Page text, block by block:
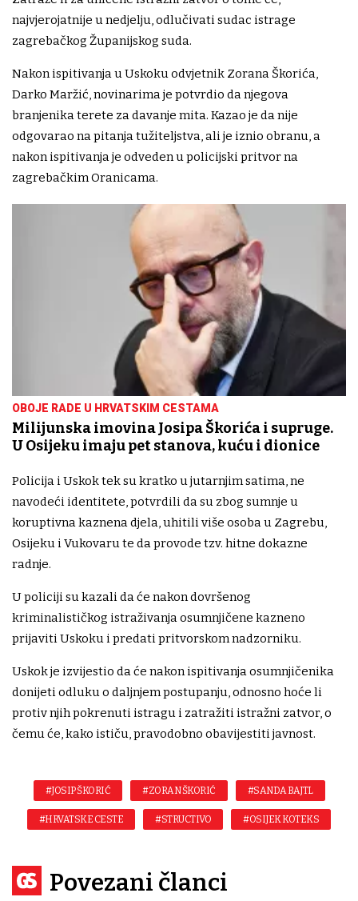
najvjerojatnije u nedjelju, odlučivati sudac istrage
zagrebačkog Županijskog suda.
Nakon ispitivanja u Uskoku odvjetnik Zorana Škorića,
Darko Maržić, novinarima je potvrdio da njegova
branjenika terete za davanje mita. Kazao je da nije
odgovarao na pitanja tužiteljstva, ali je iznio obranu, a
nakon ispitivanja je odveden u policijski pritvor na
zagrebačkim Oranicama.
OBOJE RADE U HRVATSKIM CESTAMA
Milijunska imovina Josipa Škorića i supruge.
U Osijeku imaju pet stanova, kuću i dionice
Policija i Uskok tek su kratko u jutarnjim satima, ne
navodeći identitete, potvrdili da su zbog sumnje u
koruptivna kaznena djela, uhitili više osoba u Zagrebu,
Osijeku i Vukovaru te da provode tzv. hitne dokazne
radnje.
U policiji su kazali da će nakon dovršenog
kriminalističkog istraživanja osumnjičene kazneno
prijaviti Uskoku i predati pritvorskom nadzorniku.
Uskok je izvijestio da će nakon ispitivanja osumnjičenika
donijeti odluku o daljnjem postupanju, odnosno hoće li
protiv njih pokrenuti istragu i zatražiti istražni zatvor, o
čemu će, kako ističu, pravodobno obavijestiti javnost.
#JOSIP ŠKORIĆ #ZORAN ŠKORIĆ #SANDA BAJTL
#HRVATSKE CESTE #STRUCTIVO #OSIJEK KOTEKS
Povezani članci